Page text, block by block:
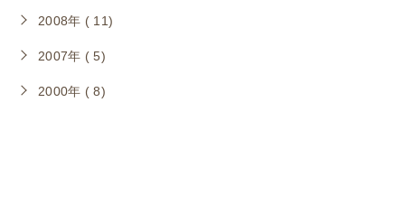
2008年 ( 11)
2007年 ( 5)
2000年 ( 8)